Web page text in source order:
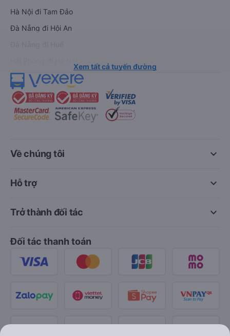
Hà Nội đi Tam Đảo
Đà Nẵng đi Hội An
Xem tất cả tuyến đường
keyboard_arrow_down
Về chúng tôi
keyboard_arrow_down
Hỗ trợ
keyboard_arrow_down
Trở thành đối tác
Đối tác thanh toán